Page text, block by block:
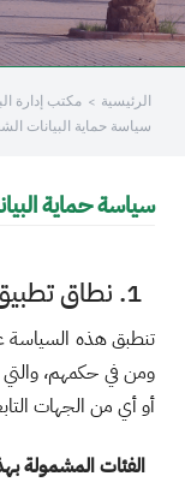
+
/".
shortcut
activates
screen
reader
navigate
and
interact
الرئيسية
مكتب إدارة
سياسة حماية البيانات
سياسة حماية
1. نطاق تطبيق السياسة
تنطبق هذه السياسة
ومن في حكمهم،
أو أي من الجهات
الفئات المشمولة